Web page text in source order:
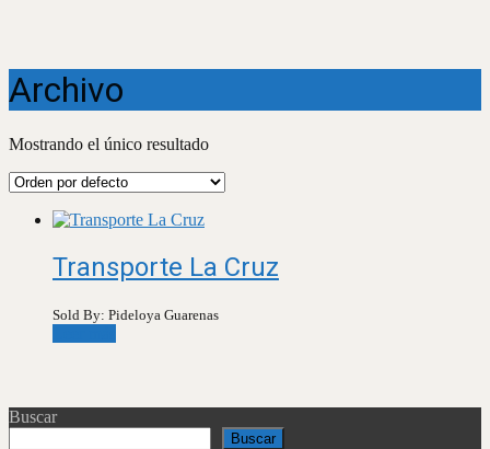
Archivo
Mostrando el único resultado
Transporte La Cruz
Sold By: Pideloya Guarenas
Buscar
Buscar